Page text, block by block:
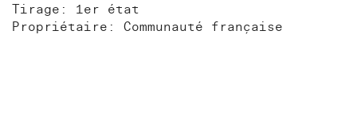
Tirage: 1er état
Propriétaire: Communauté française